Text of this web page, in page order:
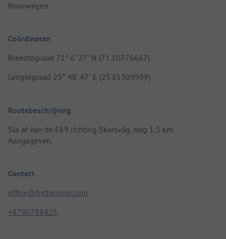
Noorwegen
Coördinaten
Breedtegraad 71° 6' 27" N (71.10776667)
Lengtegraad 25° 48' 47" E (25.81309999)
Routebeschrijving
Sla af van de E69 richting Skarsvåg, nog 1,5 km.
Aangegeven.
Contact
office@hyttecamp.com
+4790788425